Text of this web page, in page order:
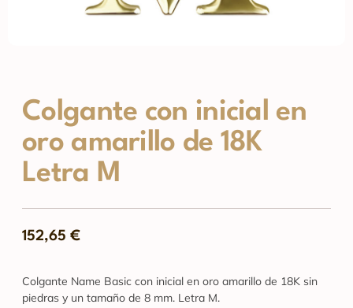
Colgante con inicial en
oro amarillo de 18K
Letra M
152,65 €
Colgante Name Basic con inicial en oro amarillo de 18K sin
piedras y un tamaño de 8 mm. Letra M.